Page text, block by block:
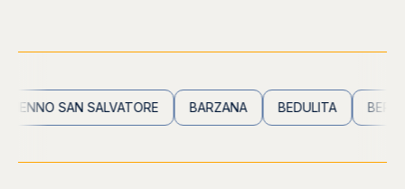
SAN SALVATORE BARZANA BEDULITA